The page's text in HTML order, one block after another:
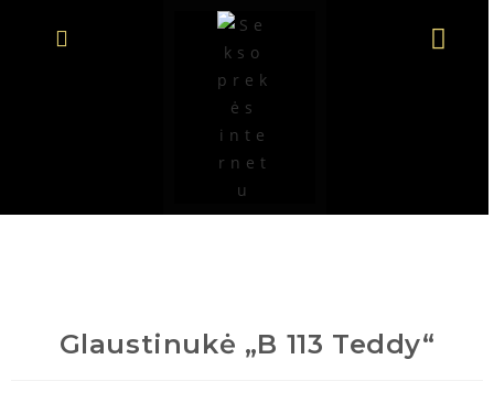
Glaustinukė „B 113 Teddy“